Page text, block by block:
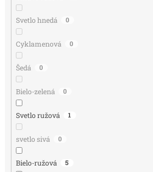
Svetlo hnedá 0
Cyklamenová 0
Šedá 0
Bielo-zelená 0
Svetlo ružová 1
svetlo sivá 0
Bielo-ružová 5